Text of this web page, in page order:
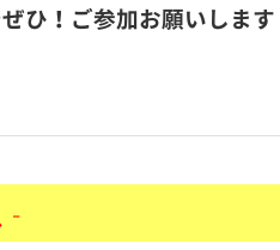
ひ！ご参加お願いします